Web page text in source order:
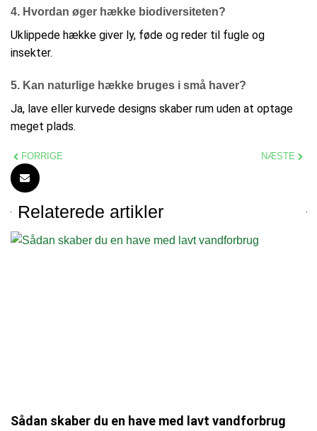
4. Hvordan øger hække biodiversiteten?
Uklippede hække giver ly, føde og reder til fugle og
insekter.​
5. Kan naturlige hække bruges i små haver?
Ja, lave eller kurvede designs skaber rum uden at optage
meget plads.​
FORRIGE NÆSTE
Relaterede artikler
Sådan skaber du en have med lavt vandforbrug